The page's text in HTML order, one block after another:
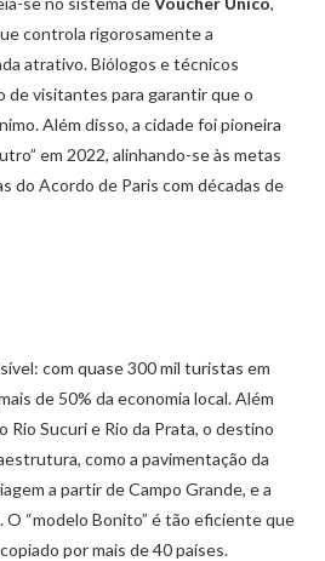
controla rigorosamente a
atrativo. Biólogos e técnicos
de visitantes para garantir que o
Além disso, a cidade foi pioneira
em 2022, alinhando-se às metas
do Acordo de Paris com décadas de
com quase 300 mil turistas em
de 50% da economia local. Além
Rio Sucuri e Rio da Prata, o destino
como a pavimentação da
a partir de Campo Grande, e a
“modelo Bonito” é tão eficiente que
por mais de 40 países.